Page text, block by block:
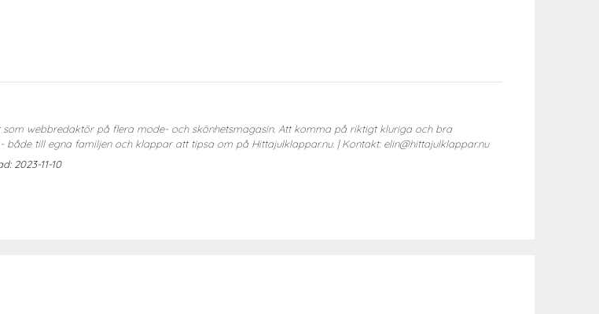
webbredaktör på flera mode- och skönhetsmagasin. Att komma på riktigt kluriga och bra
till egna familjen och klappar att tipsa om på Hittajulklappar.nu. | Kontakt: elin@hittajulklappar.nu
2023-11-10